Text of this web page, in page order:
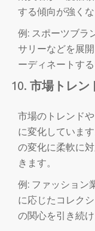
する傾向が強く
例: スポーツブラ
サリーなどを展
ーディネートする
市場トレン
市場のトレンド
に変化していま
の変化に柔軟に
きます。
例: ファッション
に応じたコレク
の関心を引き続